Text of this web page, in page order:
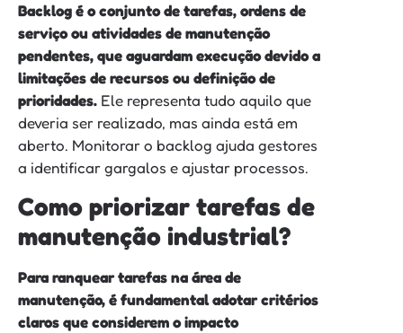
Backlog é o conjunto de tarefas, ordens de
serviço ou atividades de manutenção
pendentes, que aguardam execução devido a
limitações de recursos ou definição de
prioridades. Ele representa tudo aquilo que
deveria ser realizado, mas ainda está em
aberto. Monitorar o backlog ajuda gestores
a identificar gargalos e ajustar processos.
Como priorizar tarefas de
manutenção industrial?
Para ranquear tarefas na área de
manutenção, é fundamental adotar critérios
claros que considerem o impacto